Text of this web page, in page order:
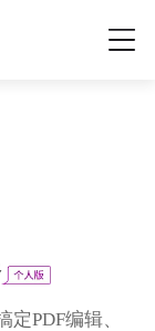
PDF编辑、